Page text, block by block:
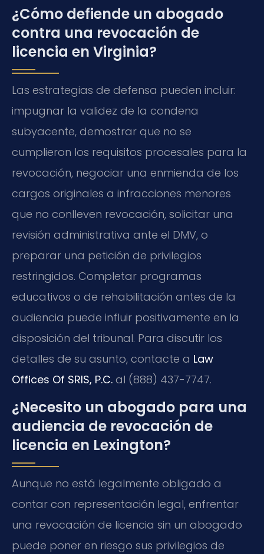
¿Cómo defiende un abogado
contra una revocación de
licencia en Virginia?
Las estrategias de defensa pueden incluir:
impugnar la validez de la condena
subyacente, demostrar que no se
cumplieron los requisitos procesales para la
revocación, negociar una enmienda de los
cargos originales a infracciones menores
que no conlleven revocación, solicitar una
revisión administrativa ante el DMV, o
preparar una petición de privilegios
restringidos. Completar programas
educativos o de rehabilitación antes de la
audiencia puede influir positivamente en la
disposición del tribunal. Para discutir los
detalles de su asunto, contacte a Law
Offices Of SRIS, P.C. al (888) 437-7747.
¿Necesito un abogado para una
audiencia de revocación de
licencia en Lexington?
Aunque no está legalmente obligado a
contar con representación legal, enfrentar
una revocación de licencia sin un abogado
puede poner en riesgo sus privilegios de